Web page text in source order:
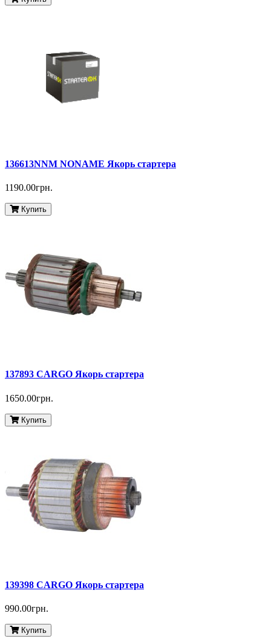
136613NNM NONAME Якорь стартера
1190.00грн.
Купить
137893 CARGO Якорь стартера
1650.00грн.
Купить
139398 CARGO Якорь стартера
990.00грн.
Купить